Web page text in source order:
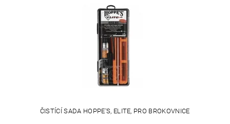
ČISTÍCÍ SADA HOPPE'S, ELITE, PRO BROKOVNICE